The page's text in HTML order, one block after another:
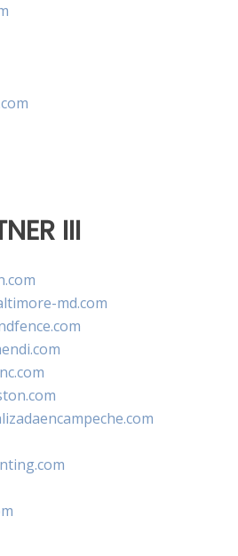
III
md.com